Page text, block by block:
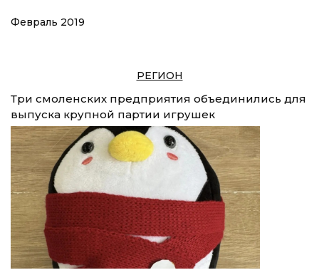
Февраль 2019
РЕГИОН
Три смоленских предприятия объединились для
выпуска крупной партии игрушек